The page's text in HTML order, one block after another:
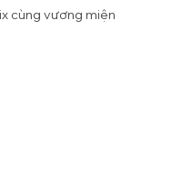
cùng vương miện